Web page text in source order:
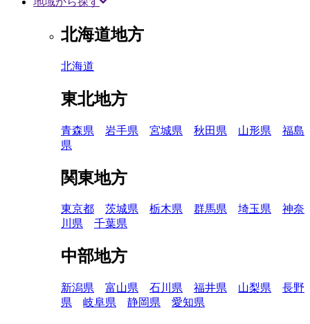
北海道地方
北海道
東北地方
青森県 岩手県 宮城県 秋田県 山形県
福島
県
関東地方
東京都 茨城県 栃木県 群馬県 埼玉県
神奈
川県
千葉県
中部地方
新潟県 富山県 石川県 福井県 山梨県
長野
県
岐阜県 静岡県 愛知県